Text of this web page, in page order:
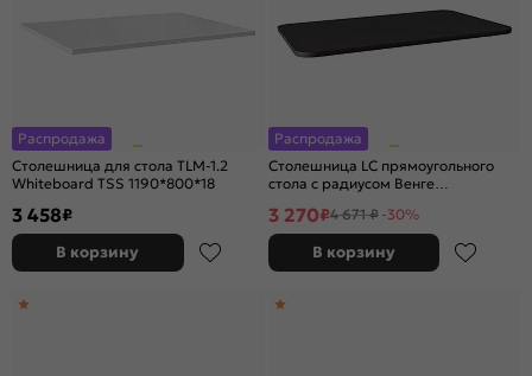
Распродажа
Столешница для стола TLM-1.2
Whiteboard TSS 1190*800*18
3 458₽
В корзину
Распродажа
Столешница LС прямоугольного
стола с радиусом Венге
3 270₽4 671 ₽ -30%
В корзину